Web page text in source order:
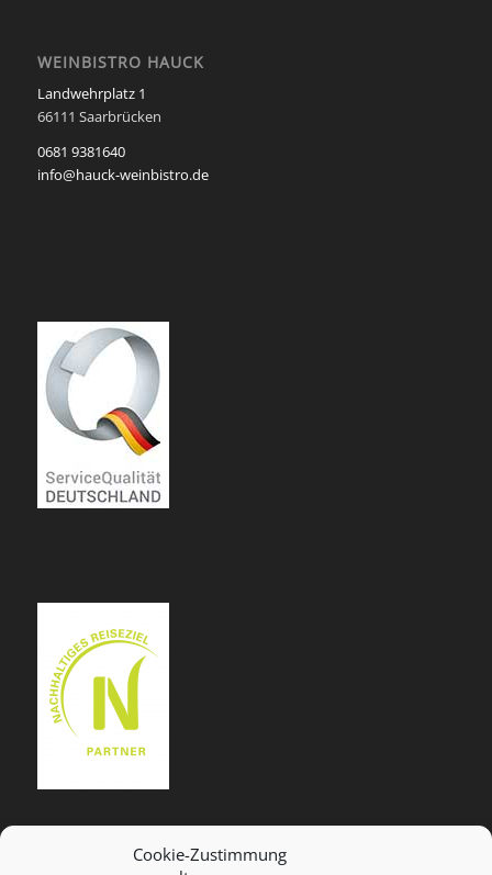
Cookie-Zustimmung
WEINBISTRO HAUCK
Landwehrplatz 1
66111 Saarbrücken
0681 9381640
info@hauck-weinbistro.de